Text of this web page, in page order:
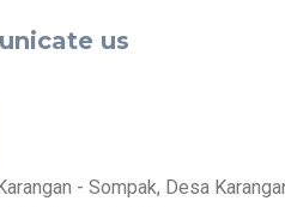
us
- Sompak, Desa